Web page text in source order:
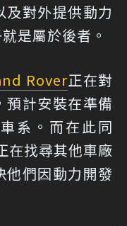
對外提供動力
是屬於後者。
Rover正在對
預計安裝在準備
系。而在此同
在找尋其他車廠
他們因動力開發